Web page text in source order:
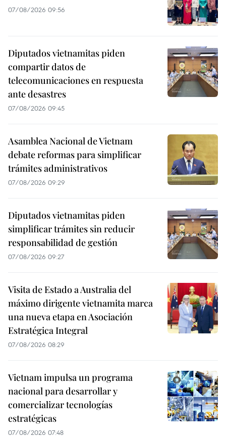
07/08/2026 09:56
Diputados vietnamitas piden
compartir datos de
telecomunicaciones en respuesta
ante desastres
07/08/2026 09:45
Asamblea Nacional de Vietnam
debate reformas para simplificar
trámites administrativos
07/08/2026 09:29
Diputados vietnamitas piden
simplificar trámites sin reducir
responsabilidad de gestión
07/08/2026 09:27
Visita de Estado a Australia del
máximo dirigente vietnamita marca
una nueva etapa en Asociación
Estratégica Integral
07/08/2026 08:29
Vietnam impulsa un programa
nacional para desarrollar y
comercializar tecnologías
estratégicas
07/08/2026 07:48